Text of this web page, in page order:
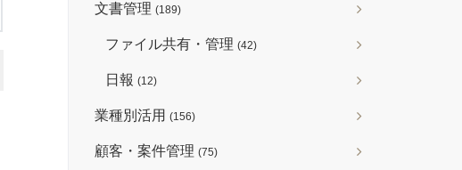
文書管理 (189)
ファイル共有・管理 (42)
日報 (12)
業種別活用 (156)
顧客・案件管理 (75)